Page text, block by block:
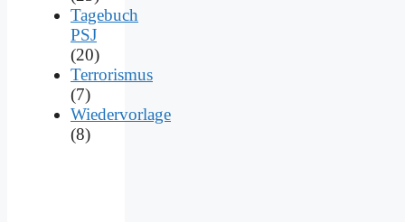
Tagebuch
PSJ
(20)
Terrorismus
(7)
Wiedervorlage
(8)